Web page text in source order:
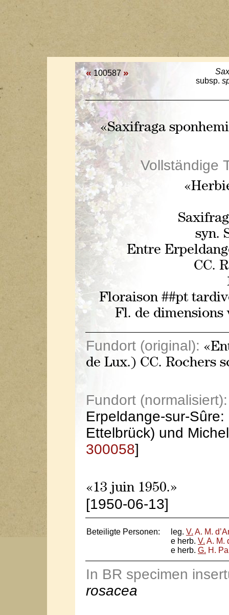
« 100587 »
subsp.
«Saxifraga
Vollständige
syn.
Entre
CC.
Floraison ##pt
Fl. de dimensions
Fundort (original):
de Lux.) CC. Rochers
Fundort (normalisiert):
Erpeldange-sur-
Ettelbrück) und
300058]
«13 juin 1950.»
[1950-06-13]
Beteiligte Personen: leg. V. A. M.
e herb. V. A. M.
e herb. G. H.
In BR specimen
rosacea